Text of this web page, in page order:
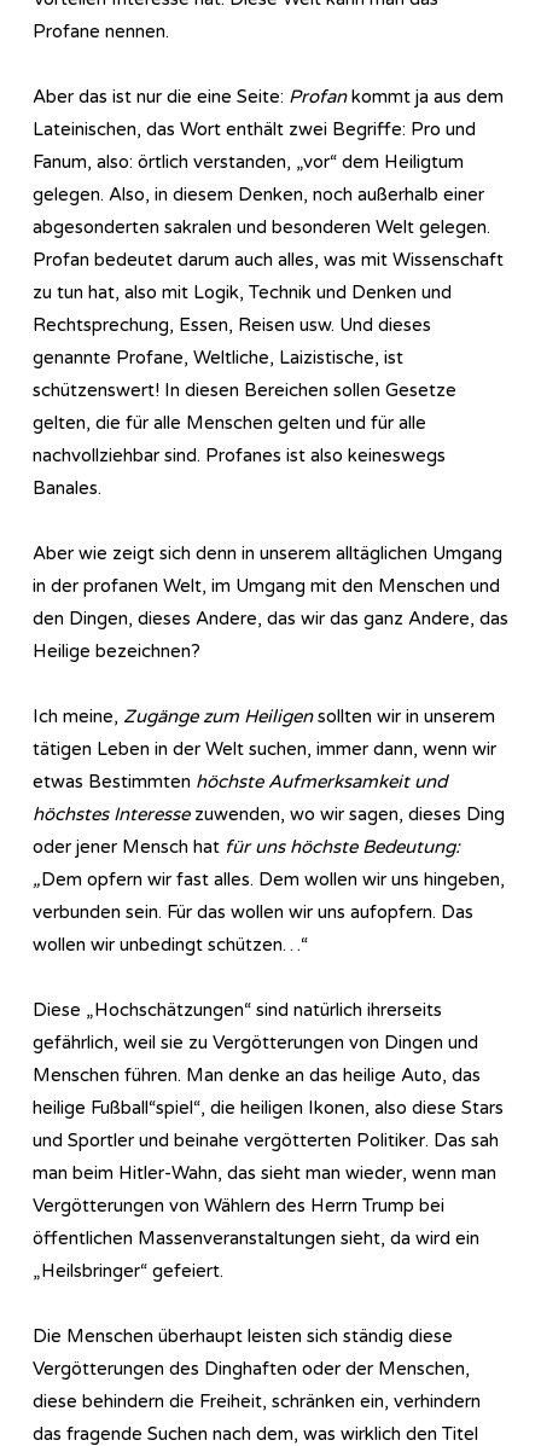
Profane nennen.
Aber das ist nur die eine Seite: Profankommt ja aus dem
Lateinischen, das Wort enthält zwei Begriffe: Pro und
Fanum, also: örtlich verstanden, „vor“ dem Heiligtum
gelegen. Also, in diesem Denken, noch außerhalb einer
abgesonderten sakralen und besonderen Welt gelegen.
Profan bedeutet darum auch alles, was mit Wissenschaft
zu tun hat, also mit Logik, Technik und Denken und
Rechtsprechung, Essen, Reisen usw. Und dieses
genannte Profane, Weltliche, Laizistische, ist
schützenswert! In diesen Bereichen sollen Gesetze
gelten, die für alle Menschen gelten und für alle
nachvollziehbar sind. Profanes ist also keineswegs
Banales.
Aber wie zeigt sich denn in unserem alltäglichen Umgang
in der profanen Welt, im Umgang mit den Menschen und
den Dingen, dieses Andere, das wir das ganz Andere, das
Heilige bezeichnen?
Ich meine, Zugänge zum Heiligensollten wir in unserem
tätigen Leben in der Welt suchen, immer dann, wenn wir
etwas Bestimmten höchste Aufmerksamkeit und
höchstes Interessezuwenden, wo wir sagen, dieses Ding
oder jener Mensch hat für uns höchste Bedeutung:
„Dem opfern wir fast alles. Dem wollen wir uns hingeben,
verbunden sein. Für das wollen wir uns aufopfern. Das
wollen wir unbedingt schützen…“
Diese „Hochschätzungen“ sind natürlich ihrerseits
gefährlich, weil sie zu Vergötterungen von Dingen und
Menschen führen. Man denke an das heilige Auto, das
heilige Fußball“spiel“, die heiligen Ikonen, also diese Stars
und Sportler und beinahe vergötterten Politiker. Das sah
man beim Hitler-Wahn, das sieht man wieder, wenn man
Vergötterungen von Wählern des Herrn Trump bei
öffentlichen Massenveranstaltungen sieht, da wird ein
„Heilsbringer“ gefeiert.
Die Menschen überhaupt leisten sich ständig diese
Vergötterungen des Dinghaften oder der Menschen,
diese behindern die Freiheit, schränken ein, verhindern
das fragende Suchen nach dem, was wirklich den Titel